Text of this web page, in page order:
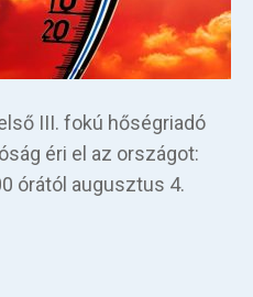
III. fokú hőségriadó
éri el az országot:
órától augusztus 4.